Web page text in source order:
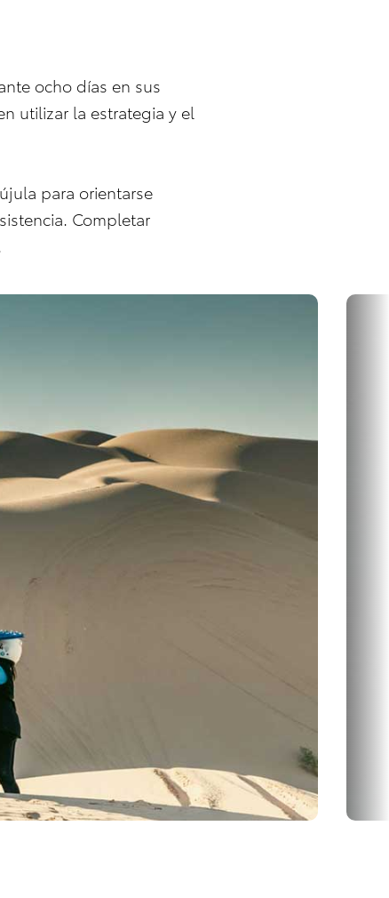
ocho días en sus
utilizar la estrategia y el
para orientarse
Completar